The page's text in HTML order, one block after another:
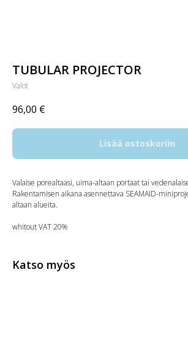
TUBULAR PROJECTOR
Valot
96,00 €
Lisää ostoskoriin
Valaise porealtaasi, uima-altaan portaat tai
Rakentamisen aikana asennettava SEAMAID-
altaan alueita.
whitout VAT 20%
Katso myös